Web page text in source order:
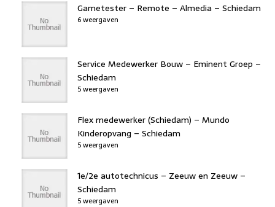
Gametester – Remote – Almedia – Schiedam
6 weergaven
Service Medewerker Bouw – Eminent Groep –
Schiedam
5 weergaven
Flex medewerker (Schiedam) – Mundo
Kinderopvang – Schiedam
5 weergaven
1e/2e autotechnicus – Zeeuw en Zeeuw –
Schiedam
5 weergaven